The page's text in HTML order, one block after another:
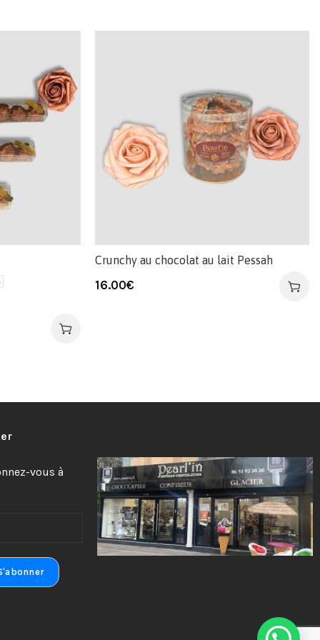
Crunchy au chocolat au lait Pessah
16.00€
vous à